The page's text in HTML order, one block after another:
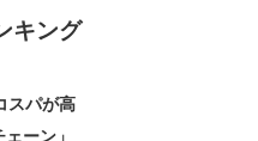
キング
スパが高
ーン」